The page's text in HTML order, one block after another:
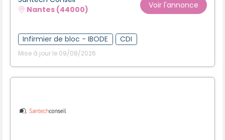
Nantes (44000)
Voir l'annonce
Infirmier de bloc - IBODE CDI
Mise à jour le 09/08/2026